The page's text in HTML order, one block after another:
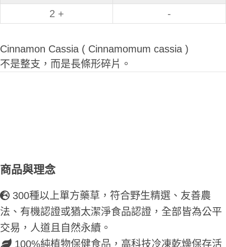
2 +
-
Cinnamon Cassia ( Cinnamomum cassia )
不是整支，而是長條形碎片。
商品與理念
300種以上單方藥草，符合野生精選、友善農
法、有機認證或猶太潔淨食品認證，全部皆為公平
交易，人道且自然永續。
100%純植物保健食品，高科技冷凍乾燥保存活